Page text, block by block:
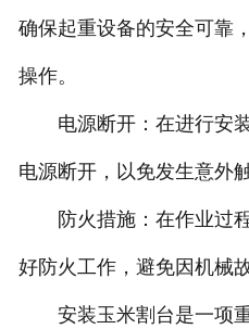
确保起重设备的安全可靠
操作。
电源断开：在进行安装
电源断开，以免发生意外
防火措施：在作业过程
好防火工作，避免因机械
安装玉米割台是一项重